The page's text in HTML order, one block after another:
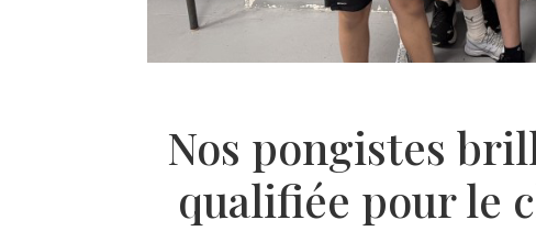
Nos pongistes
qualifiée pour le